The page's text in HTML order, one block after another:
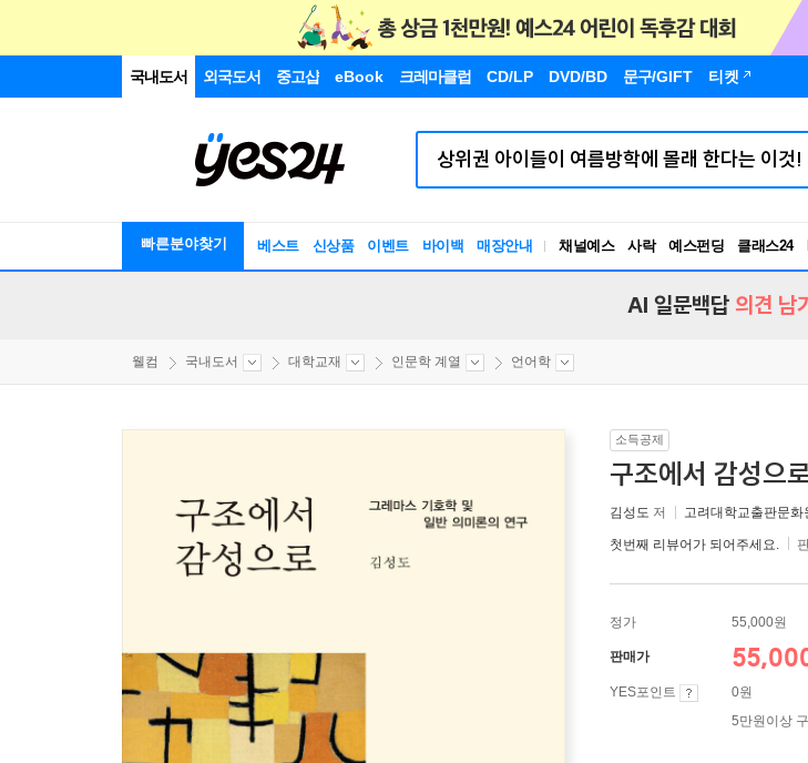
국내도서 외국도서 중고샵 eBook 크레마클럽 CD/LP DVD/BD 문구/GIFT 티켓
빠른분야찾기 베스트 신상품 이벤트 바이백 매장안내 채널예스 사락 예스펀딩 클래스24
AI 일문백답 의견 남
웰컴 국내도서 대학교재 인문학 계열 언어학
소득공제
구조에서 감성으
김성도 저 고려대학교출판문화
첫번째 리뷰어가 되어주세요.
정가 55,000원
판매가
YES포인트
0원
5만원이상